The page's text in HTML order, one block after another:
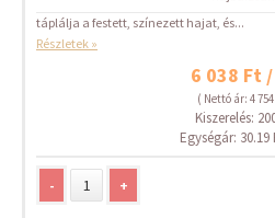
táplálja a festett, színezett hajat, és...
Részletek »
6 038 Ft
( Nettó ár: 4
Kiszerelés:
Egységár:
- +